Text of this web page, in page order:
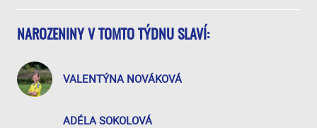
NAROZENINY V TOMTO TÝDNU SLAVÍ:
VALENTÝNA NOVÁKOVÁ
ADÉLA SOKOLOVÁ